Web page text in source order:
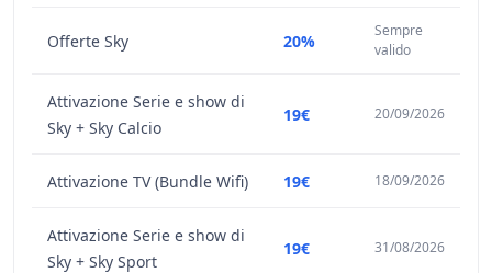
Offerte Sky 20%
Sempre
valido
Attivazione Serie e show di
Sky + Sky Calcio
19€ 20/09/2026
Attivazione TV (Bundle Wifi) 19€ 18/09/2026
Attivazione Serie e show di
Sky + Sky Sport
19€ 31/08/2026